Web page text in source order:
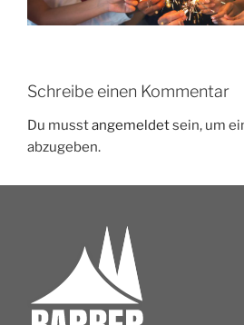
Schreibe einen Kommentar
Du musstangemeldetsein, um
abzugeben.